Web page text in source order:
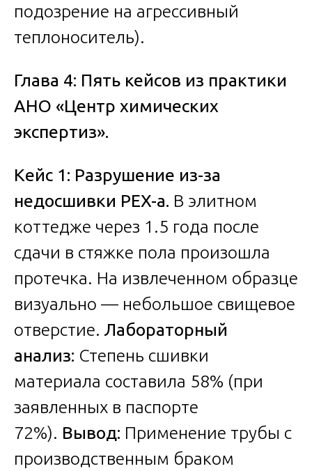
подозрение на агрессивный
теплоноситель).
Глава 4: Пять кейсов из практики
АНО «Центр химических
экспертиз».
Кейс 1: Разрушение из-за
недосшивки PEX-a. В элитном
коттедже через 1.5 года после
сдачи в стяжке пола произошла
протечка. На извлеченном образце
визуально — небольшое свищевое
отверстие.Лабораторный
анализ: Степень сшивки
материала составила 58% (при
заявленных в паспорте
72%). Вывод: Применение трубы с
производственным браком